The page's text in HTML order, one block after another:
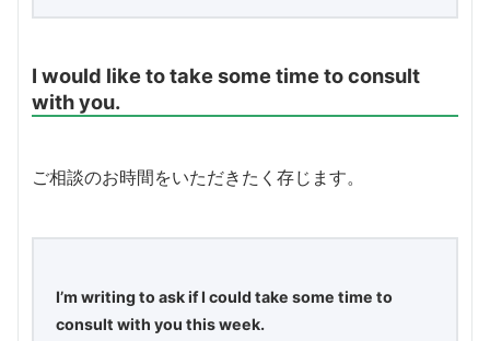
I would like to take some time to consult
with you.
ご相談のお時間をいただきたく存じます。
I’m writing to ask if I could take some time to
consult with you this week.